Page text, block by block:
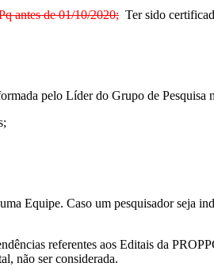
antes de 01/10/2020; Ter sido
pelo Líder do Grupo de
Equipe. Caso um pesquisador seja
referentes aos Editais da
não ser considerada.